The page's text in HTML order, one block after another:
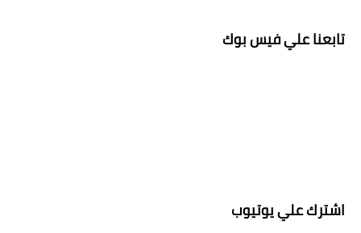
تابعنا علي فيس بوك
اشترك علي يوتيوب